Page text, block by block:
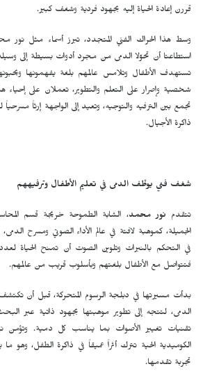
قررن إعادة الحياة إليه بجهود فردية وشغف كبير.
وسط هذا الحراك الفني المتجدد، تبرز أسماء مثل نور
استطاعتا أن تحوّلا الدمى من مجرد أدوات بسيطة إلى وسيلة
تستهدف الأطفال وتلامس عالمهم بلغة يفهمونها
شخصية وإصرار على التعلم والتطوير، تعملان على إحياء
تجمع بين الترفيه والتوجيه، وتعيد إلى الواجهة إرثاً
ذاكرة الأجيال.
شغف فني يوظّف الدمى في تعليم الأطفال وترفيههم
تتقدم نور محمد، الشابة الطموحة خريجة قسم
الجميلة، كموهبة لافتة في عالم الأداء الصوتي ومسرح
في التحكم بالنبرات وتلوين الصوت أن تمنح الحياة
فتتواصل مع الأطفال بلغتهم وبأسلوب قريب من عالمهم.
بدأت مسيرتها في دبلجة الرسوم المتحركة، قبل أن
الدمى، لتتجه إلى تطوير موهبتها بجهود ذاتية عبر
تقنيات تغيير الأصوات بما يناسب كل دمية. وتؤمن
الكوميدية الحية تترك أثراً عميقاً في ذاكرة الطفل، وهو ما
تجربة تقدمها.